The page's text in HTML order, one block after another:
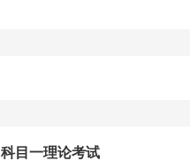
科目一理论考试